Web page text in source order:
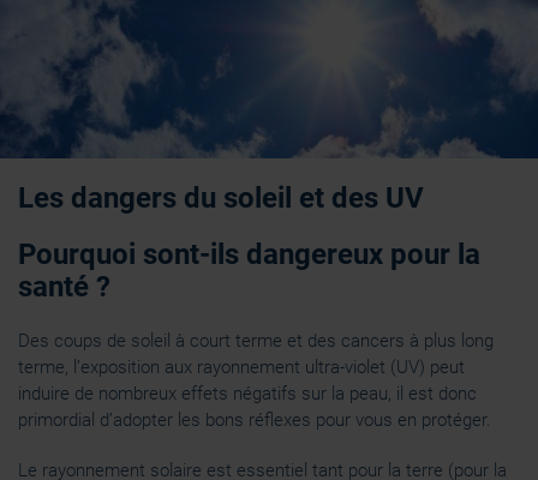
Les dangers du soleil et des UV
Pourquoi sont-ils dangereux pour la
santé ?
Des coups de soleil à court terme et des cancers à plus long
terme, l’exposition aux rayonnement ultra-violet (UV) peut
induire de nombreux effets négatifs sur la peau, il est donc
primordial d’adopter les bons réflexes pour vous en protéger.
Le rayonnement solaire est essentiel tant pour la terre (pour la